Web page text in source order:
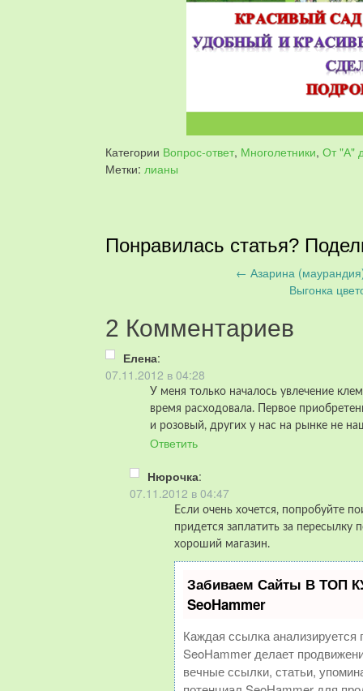
Категории Вопрос-ответ, Многолетники, От "А"
Метки: лианы
Понравилась статья?
навигация
← Азарина
Выгонка
2 Комментариев
Елена:
07.11.2012 в 04:28
У меня только началось увлечение
время расходовала. Первое
и розовый, других у нас на рынке не
Ответить
Нюрочка:
07.11.2012 в 04:47
Если очень хочется, попробуйте
придется заплатить за пересылку
хороший магазин.
Забиваем Сайты В ТОП
SeoHammer
Каждая ссылка
SeoHammer делает
вечные ссылки, статьи,